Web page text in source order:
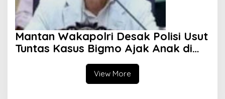
Mantan Wakapolri Desak Polisi Usut
Tuntas Kasus Bigmo Ajak Anak di
Bawah Umur Promosikan Vape
View More